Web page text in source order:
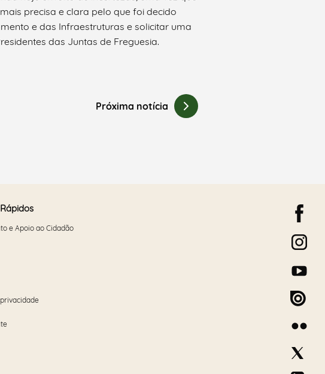
precisa e clara pelo que foi decido
e das Infraestruturas e solicitar uma
das Juntas de Freguesia.
Próxima notícia
e Apoio ao Cidadão